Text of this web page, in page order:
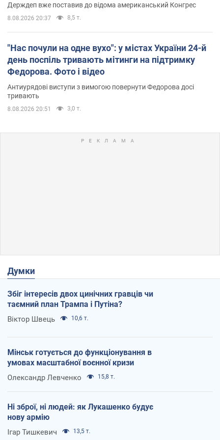
Держдеп вже поставив до відома американський Конгрес
8.08.2026 20:37 8,5 т.
"Нас почули на одне вухо": у містах України 24-й
день поспіль тривають мітинги на підтримку
Федорова. Фото і відео
Антиурядові виступи з вимогою повернути Федорова досі
тривають
8.08.2026 20:51 3,0 т.
Думки
Збіг інтересів двох цинічних гравців чи
таємний план Трампа і Путіна?
Віктор Швець 10,6 т.
Мінськ готується до функціонування в
умовах масштабної воєнної кризи
Олександр Левченко 15,8 т.
Ні зброї, ні людей: як Лукашенко будує
нову армію
Ігар Тишкевич 13,5 т.